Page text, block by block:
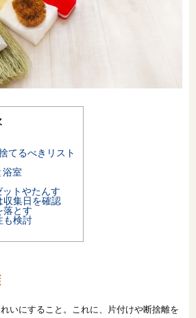
土地情報
オンライン相談会
てるべきリスト
浴室
トやたんす
収集日を確認
落とす
も検討
いにすること。これに、片付けや断捨離を